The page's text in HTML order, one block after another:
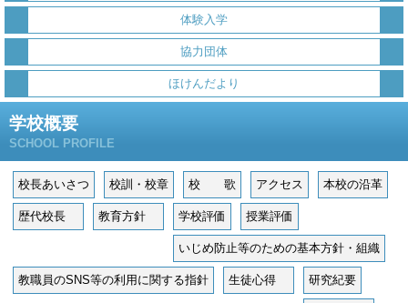
体験入学
協力団体
ほけんだより
学校概要
SCHOOL PROFILE
校長あいさつ 校訓・校章 校 歌 アクセス 本校の沿革
歴代校長 教育方針 学校評価 授業評価
いじめ防止等のための基本方針・組織
教職員のSNS等の利用に関する指針 生徒心得 研究紀要